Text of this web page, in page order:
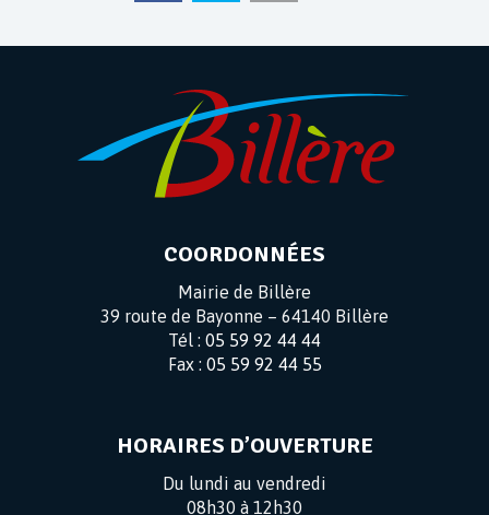
COORDONNÉES
Mairie de Billère
39 route de Bayonne – 64140 Billère
Tél : 05 59 92 44 44
Fax : 05 59 92 44 55
HORAIRES D’OUVERTURE
Du lundi au vendredi
08h30 à 12h30